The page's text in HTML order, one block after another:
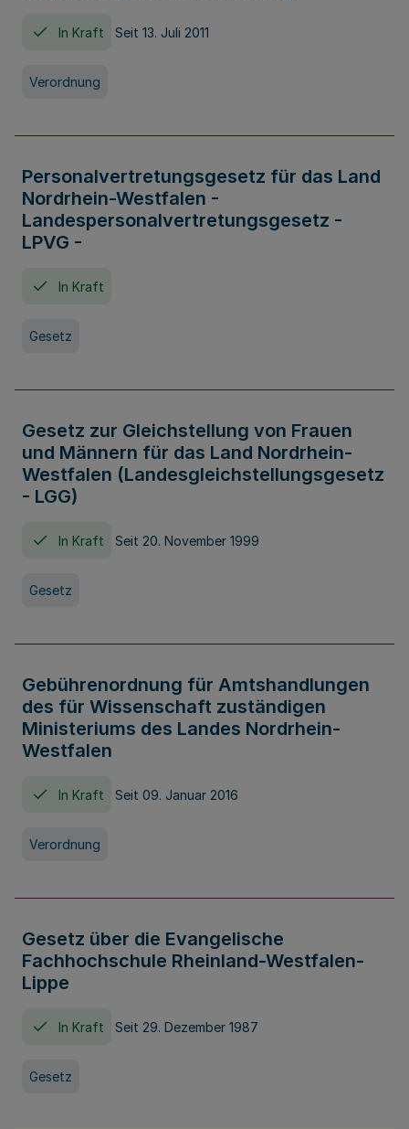
In Kraft Seit 13. Juli 2011
Verordnung
Personalvertretungsgesetz für das Land
Nordrhein-Westfalen -
Landespersonalvertretungsgesetz -
LPVG -
In Kraft
Gesetz
Gesetz zur Gleichstellung von Frauen
und Männern für das Land Nordrhein-
Westfalen (Landesgleichstellungsgesetz
- LGG)
In Kraft Seit 20. November 1999
Gesetz
Gebührenordnung für Amtshandlungen
des für Wissenschaft zuständigen
Ministeriums des Landes Nordrhein-
Westfalen
In Kraft Seit 09. Januar 2016
Verordnung
Gesetz über die Evangelische
Fachhochschule Rheinland-Westfalen-
Lippe
In Kraft Seit 29. Dezember 1987
Gesetz